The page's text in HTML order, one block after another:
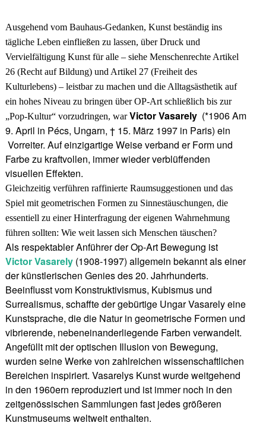
Ausgehend vom Bauhaus-Gedanken, Kunst beständig ins
tägliche Leben einfließen zu lassen, über Druck und
Vervielfältigung Kunst für alle – siehe Menschenrechte Artikel
26 (Recht auf Bildung) und Artikel 27 (Freiheit des
Kulturlebens) – leistbar zu machen und die Alltagsästhetik auf
ein hohes Niveau zu bringen über OP-Art schließlich bis zur
„Pop-Kultur“ vorzudringen, warVictor Vasarely (*1906 Am
9. April in Pécs, Ungarn, † 15. März 1997 in Paris) ein
Vorreiter. Auf einzigartige Weiseverband er Form und
Farbe zu kraftvollen, immer wieder verblüffenden
visuellen Effekten.
Gleichzeitig verführen raffinierte Raumsuggestionen und das
Spiel mit geometrischen Formen zu Sinnestäuschungen, die
essentiell zu einer Hinterfragung der eigenen Wahrnehmung
führen sollten: Wie weit lassen sich Menschen täuschen?
Als respektabler Anführer der Op-Art Bewegung ist
Victor Vasarely(1908-1997) allgemein bekannt als einer
der künstlerischen Genies des 20. Jahrhunderts.
Beeinflusst vom Konstruktivismus, Kubismus und
Surrealismus, schaffte der gebürtige Ungar Vasarely eine
Kunstsprache, die die Natur in geometrische Formen und
vibrierende, nebeneinanderliegende Farben verwandelt.
Angefüllt mit der optischen Illusion von Bewegung,
wurden seine Werke von zahlreichen wissenschaftlichen
Bereichen inspiriert. Vasarelys Kunst wurde weitgehend
in den 1960ern reproduziert und ist immer noch in den
zeitgenössischen Sammlungen fast jedes größeren
Kunstmuseums weltweit enthalten.